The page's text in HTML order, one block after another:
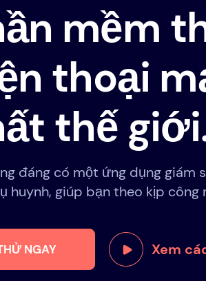
mềm
thoại
thế
đáng có một ứng dụng giám
huynh, giúp bạn theo kịp công
NGAY Xem